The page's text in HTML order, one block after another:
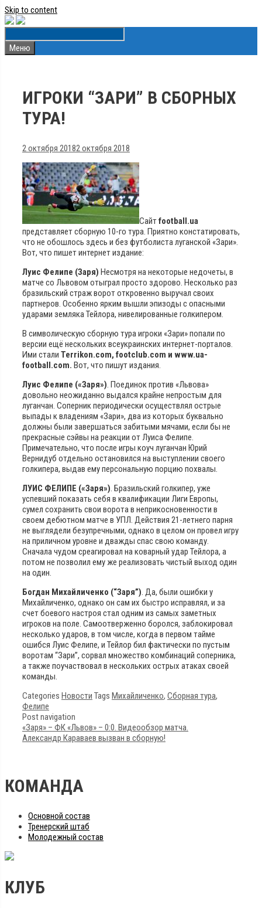
Skip to content
Меню
ИГРОКИ “ЗАРИ” В СБОРНЫХ
ТУРА!
2 октября 20182 октября 2018
Сайтfootball.ua
представляет сборную 10-го тура. Приятно констатировать,
что не обошлось здесь и без футболиста луганской «Зари».
Вот, что пишет интернет издание:
Луис Фелипе (Заря) Несмотря на некоторые недочеты, в
матче со Львовом отыграл просто здорово. Несколько раз
бразильский страж ворот откровенно выручал своих
партнеров. Особенно ярким вышли эпизоды с опасными
ударами земляка Тейлора, нивелированные голкипером.
В символическую сборную тура игроки «Зари» попали по
версии ещё нескольких всеукраинских интернет-порталов.
Ими стали Terrikon.com, footclub.com и www.ua-
football.com. Вот, что пишут издания.
Луис Фелипе («Заря»). Поединок против «Львова»
довольно неожиданно выдался крайне непростым для
луганчан. Соперник периодически осуществлял острые
выпады к владениям «Зари», два из которых буквально
должны были завершаться забитыми мячами, если бы не
прекрасные сэйвы на реакции от Луиса Фелипе.
Примечательно, что после игры коуч луганчан Юрий
Вернидуб отдельно остановился на выступлении своего
голкипера, выдав ему персональную порцию похвалы.
ЛУИС ФЕЛИПЕ («Заря»). Бразильский голкипер, уже
успевший показать себя в квалификации Лиги Европы,
сумел сохранить свои ворота в неприкосновенности в
своем дебютном матче в УПЛ. Действия 21-летнего парня
не выглядели безупречными, однако в целом он провел игру
на приличном уровне и дважды спас свою команду.
Сначала чудом среагировал на коварный удар Тейлора, а
потом не позволил ему же реализовать чистый выход один
на один.
Богдан Михайличенко (“Заря”). Да, были ошибки у
Михайличенко, однако он сам их быстро исправлял, и за
счет боевого настроя стал одним из самых заметных
игроков на поле. Самоотверженно боролся, заблокировал
несколько ударов, в том числе, когда в первом тайме
ошибся Луис Фелипе, и Тейлор бил фактически по пустым
воротам “Зари”, сорвал множество комбинаций соперника,
а также поучаствовал в нескольких острых атаках своей
команды.
Categories Новости Tags Михайличенко, Сборная тура,
Фелипе
Post navigation
«Заря» – ФК «Львов» – 0:0. Видеообзор матча.
Александр Караваев вызван в сборную!
КОМАНДА
Основной состав
Тренерский штаб
Молодежный состав
КЛУБ